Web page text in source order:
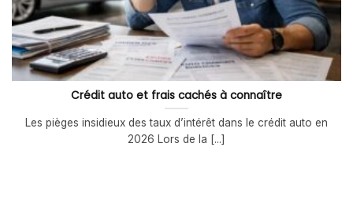
Crédit auto et frais cachés à connaître
Les pièges insidieux des taux d’intérêt dans le crédit auto en
2026 Lors de la [...]